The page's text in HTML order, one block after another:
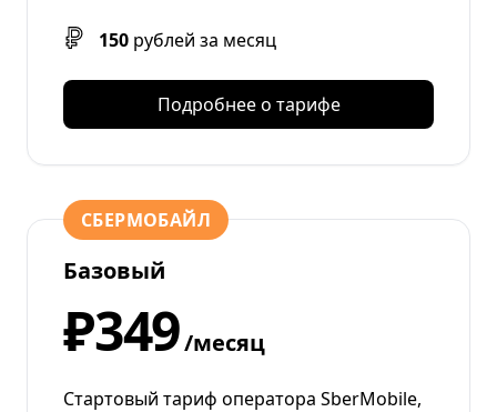
150 рублей за месяц
Подробнее о тарифе
СБЕРМОБАЙЛ
Базовый
₽349/месяц
Стартовый тариф оператора SberMobile,